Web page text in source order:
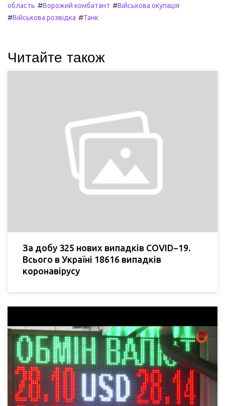
область #Ворожий комбатант #Військова окупація
#Військова розвідка #Танк
Читайте також
За добу 325 нових випадків COVID−19.
Всього в Україні 18616 випадків
коронавірусу